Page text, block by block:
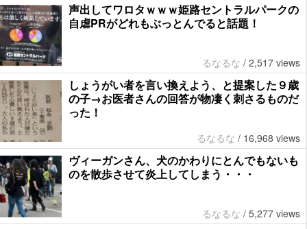
声出してワロタｗｗｗ姫路セントラルパークの
自虐PRがどれもぶっとんでると話題！
るなるな / 2,517 views
しょうがい者を言い換えよう、と提案した９歳
の子→お医者さんの回答が物凄く刺さるものだ
った！
るなるな / 16,968 views
ヴィーガンさん、犬のかわりにとんでもないも
のを散歩させて炎上してしまう・・・
るなるな / 5,277 views